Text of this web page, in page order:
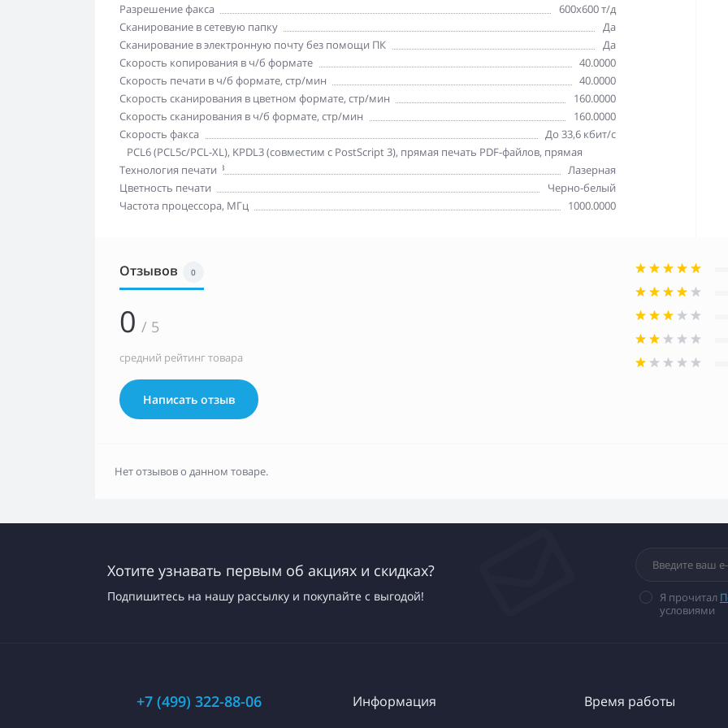
Разрешение факса
600x600 т/д
Сканирование в сетевую папку
Да
Сканирование в электронную почту без помощи ПК
Да
Скорость копирования в ч/б формате
40.0000
Скорость печати в ч/б формате, стр/мин
40.0000
Скорость сканирования в цветном формате, стр/мин
160.0000
Скорость сканирования в ч/б формате, стр/мин
160.0000
Скорость факса
До 33,6 кбит/с
Стандартные языки управления принтером
PCL6 (PCL5c/PCL-XL), KPDL3 (совместим с PostScript 3), прямая печать PDF-файлов, прямая
печать XPS-файлов
Технология печати
Лазерная
Цветность печати
Черно-белый
Частота процессора, МГц
1000.0000
Отзывов 0
0 / 5
средний рейтинг товара
Написать отзыв
Нет отзывов о данном товаре.
Хотите узнавать первым об акциях и скидках?
Подпишитесь на нашу рассылку и покупайте с выгодой! Я прочитал
условиями
+7 (499) 322-88-06 Информация Время работы